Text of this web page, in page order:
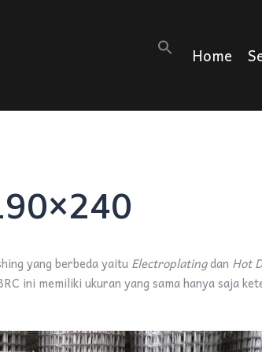
Home
Search
yang berbeda yaitu Electroplatingdan Hot
ini memiliki ukuran yang sama hanya saja